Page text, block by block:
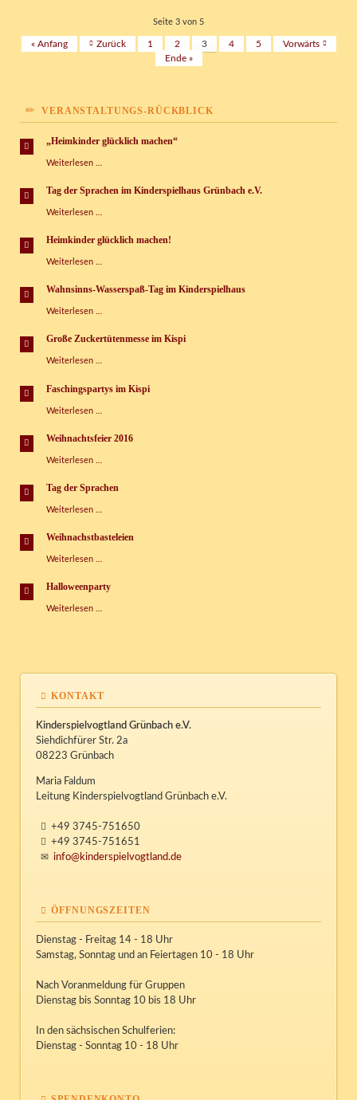
Feierlichkeiten
Seite 3 von 5
« Anfang Zurück 1 2 3 4 5
Vorwärts
Ende »
VERANSTALTUNGS-RÜCKBLICK
„Heimkinder glücklich machen“
Weiterlesen …
machen“
Tag der Sprachen im Kinderspielhaus Grünbach e.V.
Weiterlesen …
Sprachen
Kinderspielhaus
e.V.
Heimkinder glücklich machen!
Weiterlesen …
machen!
Wahnsinns-Wasserspaß-Tag im Kinderspielhaus
Weiterlesen …
Tag
Kinderspielhaus
Große Zuckertütenmesse im Kispi
Weiterlesen …
im
Faschingspartys im Kispi
Weiterlesen …
Kispi
Weihnachtsfeier 2016
Weiterlesen …
Tag der Sprachen
Weiterlesen …
Sprachen
Weihnachstbasteleien
Weiterlesen …
Halloweenparty
Weiterlesen …
KONTAKT
Kinderspielvogtland Grünbach e.V.
Siehdichfürer Str. 2a
08223 Grünbach
Maria Faldum
Leitung Kinderspielvogtland Grünbach e.V.
+49 3745-751650
+49 3745-751651
info@kinderspielvogtland.de
ÖFFNUNGSZEITEN
Dienstag - Freitag 14 - 18 Uhr
Samstag, Sonntag und an Feiertagen 10 - 18 Uhr
Nach Voranmeldung für Gruppen
Dienstag bis Sonntag 10 bis 18 Uhr
In den sächsischen Schulferien:
Dienstag - Sonntag 10 - 18 Uhr